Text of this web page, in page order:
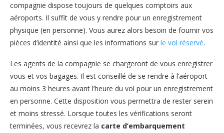
compagnie dispose toujours de quelques comptoirs aux
aéroports. Il suffit de vous y rendre pour un enregistrement
physique (en personne). Vous aurez alors besoin de fournir vos
pièces d’identité ainsi que les informations sur le vol réservé.
Les agents de la compagnie se chargeront de vous enregistrer
vous et vos bagages. Il est conseillé de se rendre à l’aéroport
au moins 3 heures avant l’heure du vol pour un enregistrement
en personne. Cette disposition vous permettra de rester serein
et moins stressé. Lorsque toutes les vérifications seront
terminées, vous recevrez la carte d’embarquement